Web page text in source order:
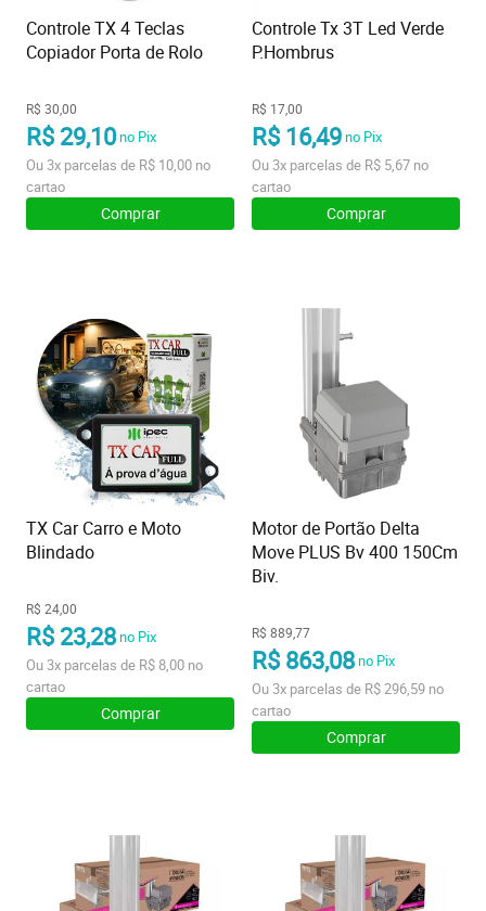
Controle TX 4 Teclas
Copiador Porta de Rolo
R$ 30,00
R$ 29,10no Pix
Ou3x parcelas de R$ 10,00 no
cartao
Comprar
Controle Tx 3T Led Verde
P.Hombrus
R$ 17,00
R$ 16,49no Pix
Ou3x parcelas de R$ 5,67 no
cartao
Comprar
TX Car Carro e Moto
Blindado
R$ 24,00
R$ 23,28no Pix
Ou3x parcelas de R$ 8,00 no
cartao
Comprar
Motor de Portão Delta
Move PLUS Bv 400 150Cm
Biv.
R$ 889,77
R$ 863,08no Pix
Ou3x parcelas de R$ 296,59 no
cartao
Comprar